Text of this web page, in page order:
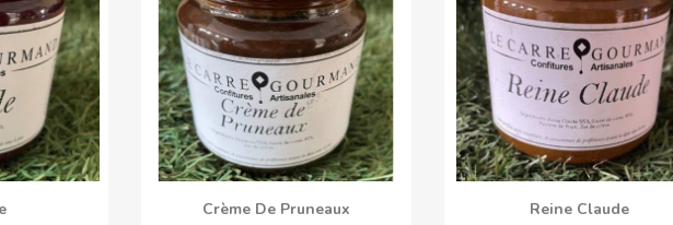
Aperçu rapide
Crème De Pruneaux Aperçu rapide
Reine Claude